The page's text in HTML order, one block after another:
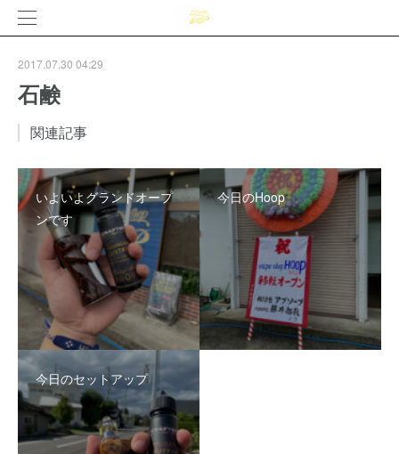
2017.07.30 04:29
石鹸
関連記事
いよいよグランドオープ
ンです
今日のHoop
今日のセットアップ